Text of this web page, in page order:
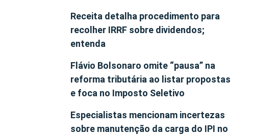
Receita detalha procedimento para
recolher IRRF sobre dividendos;
entenda
Flávio Bolsonaro omite “pausa” na
reforma tributária ao listar propostas
e foca no Imposto Seletivo
Especialistas mencionam incertezas
sobre manutenção da carga do IPI no